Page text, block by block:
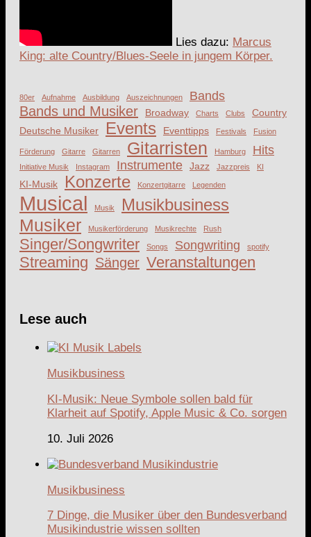
Lies dazu: Marcus
King: alte Country/Blues-Seele in jungem Körper.
80er Aufnahme Ausbildung Auszeichnungen Bands
Bands und Musiker Broadway Charts Clubs
Country
Deutsche Musiker
Events Eventtipps Festivals Fusion
Förderung Gitarre Gitarren Gitarristen Hamburg Hits
Initiative Musik Instagram Instrumente Jazz Jazzpreis KI
KI-Musik Konzerte Konzertgitarre Legenden
Musical Musik Musikbusiness
Musiker Musikerförderung Musikrechte Rush
Singer/Songwriter Songs Songwriting spotify
Streaming Sänger Veranstaltungen
Lese auch
Musikbusiness
KI-Musik: Neue Symbole sollen bald für
Klarheit auf Spotify, Apple Music & Co. sorgen
10. Juli 2026
Musikbusiness
7 Dinge, die Musiker über den Bundesverband
Musikindustrie wissen sollten